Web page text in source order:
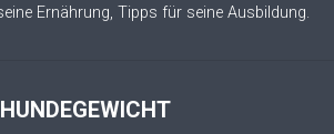
Ernährung, Tipps für seine Ausbildung.
HUNDEGEWICHT